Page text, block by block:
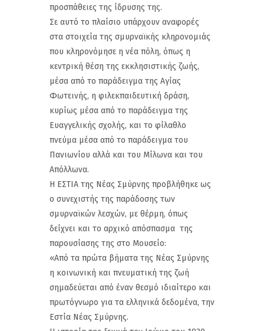
προσπάθειες της ίδρυσης της.
Σε αυτό το πλαίσιο υπάρχουν αναφορές
στα στοιχεία της σμυρναϊκής κληρονομιάς
που κληρονόμησε η νέα πόλη, όπως η
κεντρική θέση της εκκλησιστικής ζωής,
μέσα από το παράδειγμα της Αγίας
Φωτεινής, η φιλεκπαιδευτική δράση,
κυρίως μέσα από το παράδειγμα της
Ευαγγελικής σχολής, και το φίλαθλο
πνεύμα μέσα από το παράδειγμα του
Πανιωνίου αλλά και του Μίλωνα και του
Απόλλωνα.
Η ΕΣΤΙΑ της Νέας Σμύρνης προβλήθηκε ως
ο συνεχιστής της παράδοσης των
σμυρναϊκών λεσχών, με θέρμη, όπως
δείχνει και το αρχικό απόσπασμα της
παρουσίασης της στο Μουσείο:
«Από τα πρώτα βήματα της Νέας Σμύρνης
η κοινωνική και πνευματική της ζωή
σημαδεύεται από έναν θεσμό ιδιαίτερο και
πρωτόγνωρο για τα ελληνικά δεδομένα, την
Εστία Νέας Σμύρνης.